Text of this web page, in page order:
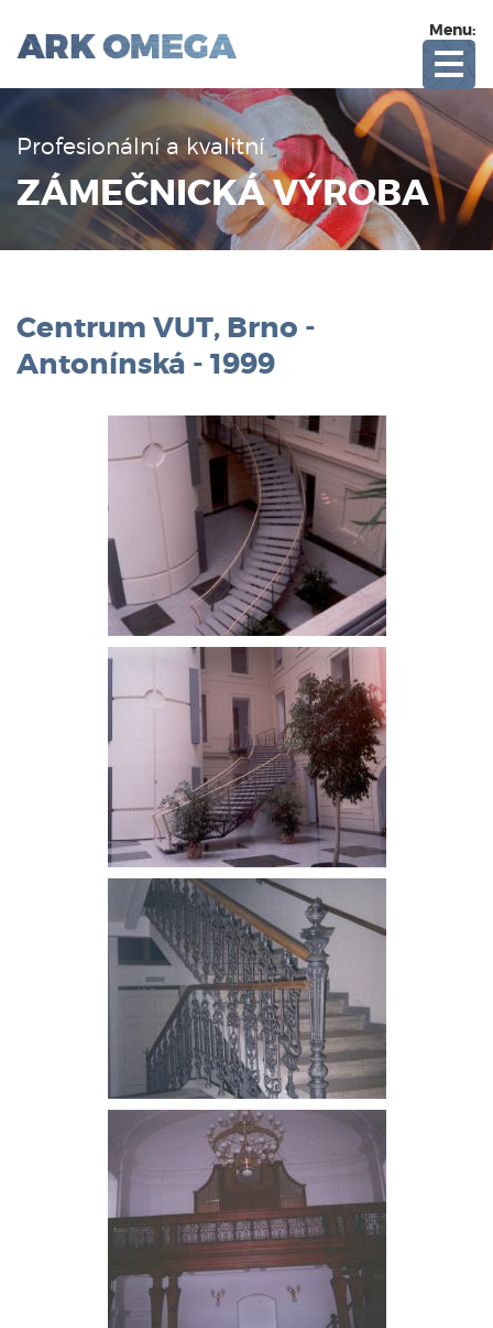
Menu:
Profesionální a kvalitní
ZÁMEČNICKÁ VÝROBA
Centrum VUT, Brno -
Antonínská - 1999